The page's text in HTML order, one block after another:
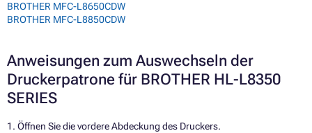
BROTHER MFC-L8650CDW
BROTHER MFC-L8850CDW
Anweisungen zum Auswechseln der
Druckerpatrone für BROTHER HL-L8350
SERIES
1. Öffnen Sie die vordere Abdeckung des Druckers.